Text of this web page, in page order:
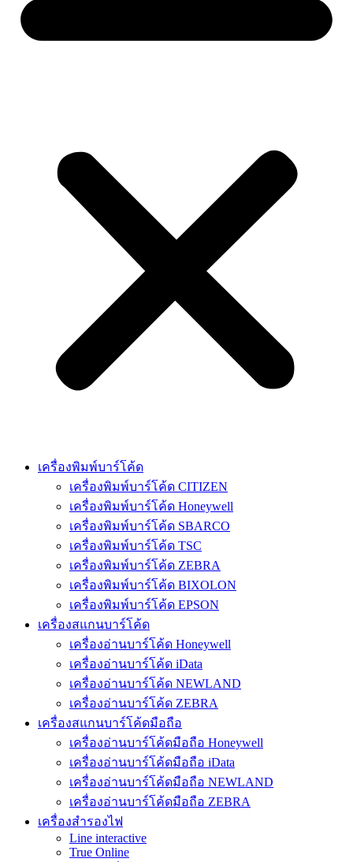
เครื่องพิมพ์บาร์โค้ด
เครื่องพิมพ์บาร์โค้ด CITIZEN
เครื่องพิมพ์บาร์โค้ด Honeywell
เครื่องพิมพ์บาร์โค้ด SBARCO
เครื่องพิมพ์บาร์โค้ด TSC
เครื่องพิมพ์บาร์โค้ด ZEBRA
เครื่องพิมพ์บาร์โค้ด BIXOLON
เครื่องพิมพ์บาร์โค้ด EPSON
เครื่องสแกนบาร์โค้ด
เครื่องอ่านบาร์โค้ด Honeywell
เครื่องอ่านบาร์โค้ด iData
เครื่องอ่านบาร์โค้ด NEWLAND
เครื่องอ่านบาร์โค้ด ZEBRA
เครื่องสแกนบาร์โค้ดมือถือ
เครื่องอ่านบาร์โค้ดมือถือ Honeywell
เครื่องอ่านบาร์โค้ดมือถือ iData
เครื่องอ่านบาร์โค้ดมือถือ NEWLAND
เครื่องอ่านบาร์โค้ดมือถือ ZEBRA
เครื่องสำรองไฟ
Line interactive
True Online